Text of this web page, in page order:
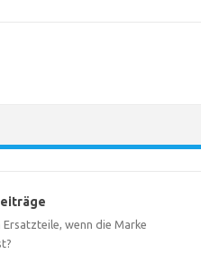
Ersatzteile, wenn die Marke